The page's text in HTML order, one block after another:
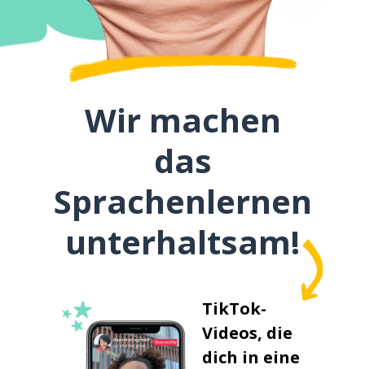
Wir machen
das
Sprachenlernen
unterhaltsam!
TikTok-
Videos, die
dich in eine